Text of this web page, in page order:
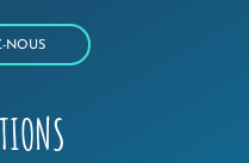
NOUS